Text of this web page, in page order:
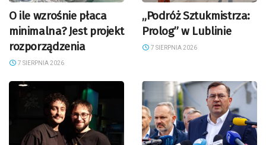
O ile wzrośnie płaca
minimalna? Jest projekt
rozporządzenia
7 SIERPNIA 2026
„Podróż Sztukmistrza:
Prolog” w Lublinie
7 SIERPNIA 2026